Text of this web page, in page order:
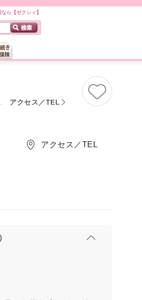
ら【ゼクシィ】
アクセス／TEL
アクセス／TEL